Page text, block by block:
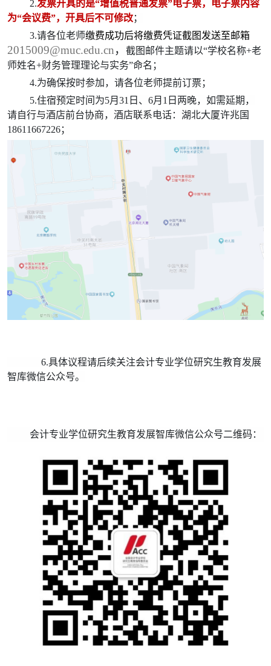
2.发票开具的是“增值税普通发票”电子票，电子票内容
为“会议费”，开具后不可修改；
3.请各位老师缴费成功后将缴费凭证截图发送至邮箱
2015009@muc.edu.cn ，
截图邮件主题请以“学校名称+老
师姓名+财务管理理论与实务”命名；
4.为确保按时参加，请各位老师提前订票；
5.住宿预定时间为5月31日、6月1日两晚，如需延期，
请自行与酒店前台协商，酒店联系电话：湖北大厦许兆国
18611667226；
6.具体议程请后续关注会计专业学位研究生教育发展
智库微信公众号。
会计专业学位研究生教育发展智库微信公众号二维码：